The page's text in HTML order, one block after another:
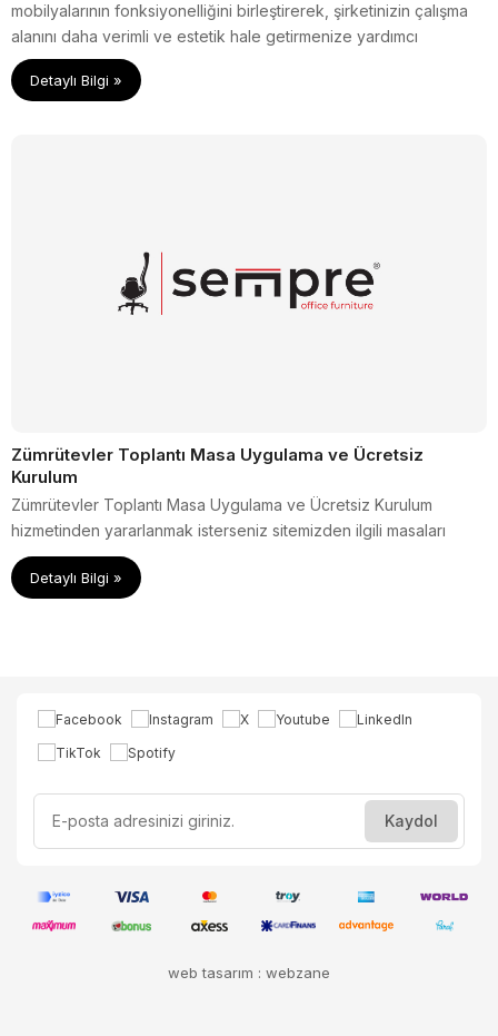
mobilyalarının fonksiyonelliğini birleştirerek, şirketinizin çalışma
alanını daha verimli ve estetik hale getirmenize yardımcı
oluyoruz.
Detaylı Bilgi »
Zümrütevler Toplantı Masa Uygulama ve Ücretsiz
Kurulum
Zümrütevler Toplantı Masa Uygulama ve Ücretsiz Kurulum
hizmetinden yararlanmak isterseniz sitemizden ilgili masaları
inceleyebilir ve hemen müşteri hizmetlerimizden sipariş
verebilirsiniz.
Detaylı Bilgi »
web tasarım : webzane